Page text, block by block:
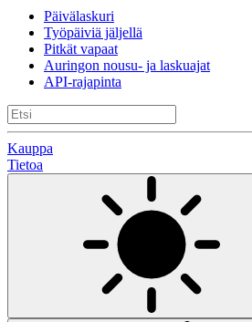
Päivälaskuri
Työpäiviä jäljellä
Pitkät vapaat
Auringon nousu- ja laskuajat
API-rajapinta
Kauppa
Tietoa